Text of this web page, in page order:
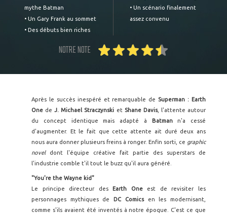
mythe Batman
• Un Gary Frank au sommet
• Des débuts bien riches
• Un scénario finalement
assez convenu
NOTRE NOTE
Après le succès inespéré et remarquable de Superman : Earth
One deJ. Michael Straczynski et Shane Davis, l'attente autour
du concept identique mais adapté à
Batmann'a cessé
d'augmenter. Et le fait que cette attente ait duré deux ans
nous aura donner plusieurs freins à ronger. Enfin sorti, ce graphic
novel dont l'équipe créative fait partie des superstars de
l'industrie comble t'il tout le buzz qu'il aura généré.
"You're the Wayne kid"
Le principe directeur des Earth Oneest de revisiter les
personnages mythiques de DC Comicsen les modernisant,
comme s'ils avaient été inventés à notre époque. C'est ce que